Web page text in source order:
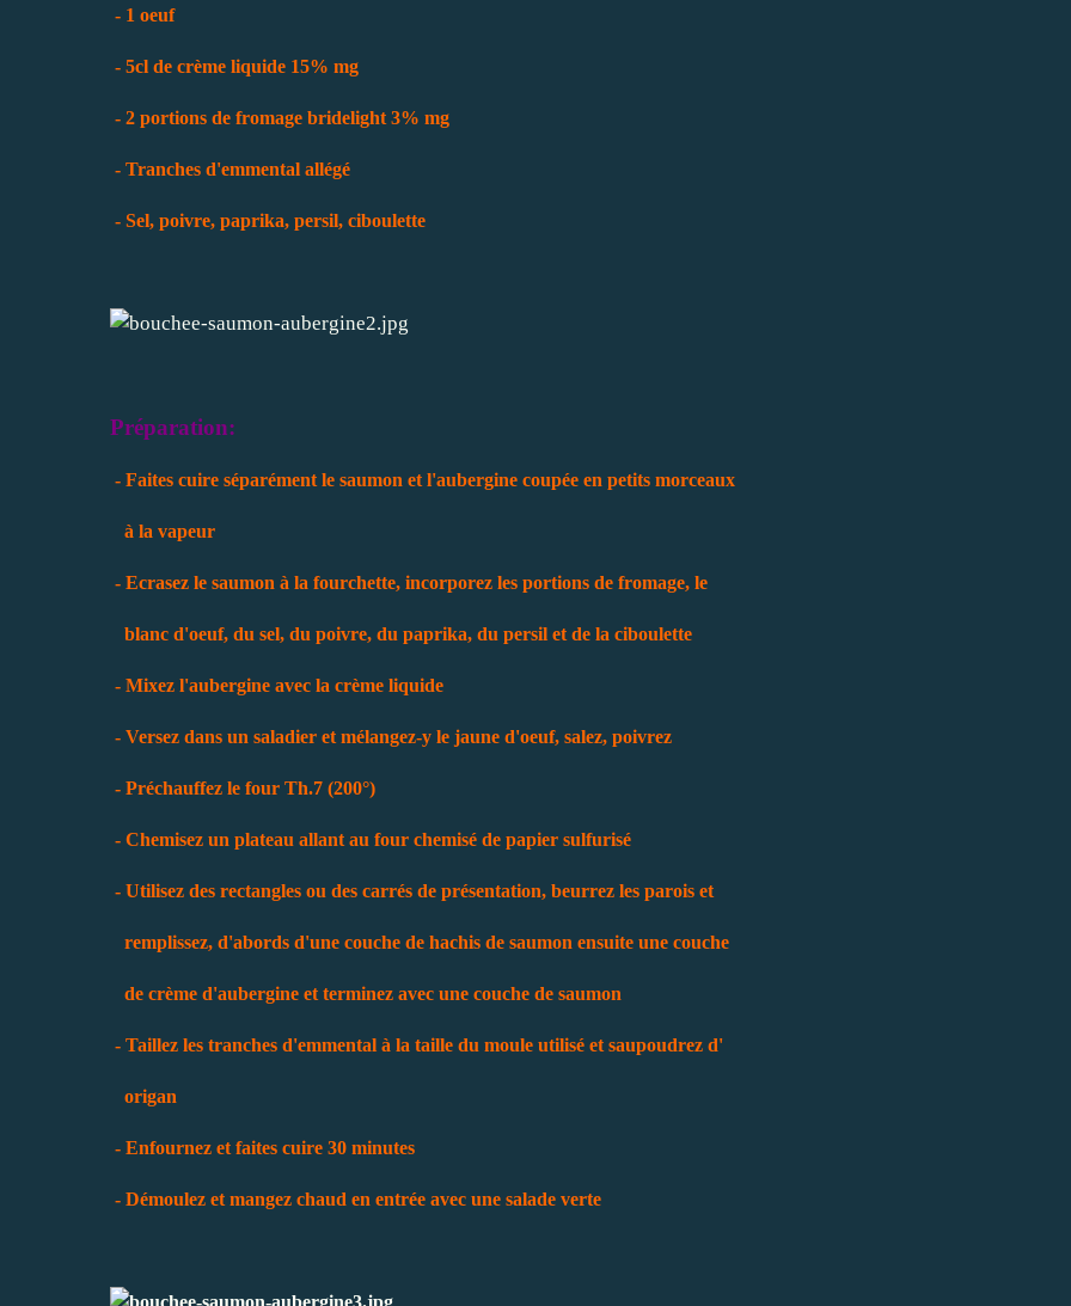
- 1 oeuf
- 5cl de crème liquide 15% mg
- 2 portions de fromage bridelight 3% mg
- Tranches d'emmental allégé
- Sel, poivre, paprika, persil, ciboulette
Préparation:
- Faites cuire séparément le saumon et l'aubergine coupée en petits morceaux
à la vapeur
- Ecrasez le saumon à la fourchette, incorporez les portions de fromage, le
blanc d'oeuf, du sel, du poivre, du paprika, du persil et de la ciboulette
- Mixez l'aubergine avec la crème liquide
- Versez dans un saladier et mélangez-y le jaune d'oeuf, salez, poivrez
- Préchauffez le four Th.7 (200°)
- Chemisez un plateau allant au four chemisé de papier sulfurisé
- Utilisez des rectangles ou des carrés de présentation, beurrez les parois et
remplissez, d'abords d'une couche de hachis de saumon ensuite une couche
de crème d'aubergine et terminez avec une couche de saumon
- Taillez les tranches d'emmental à la taille du moule utilisé et saupoudrez d'
origan
- Enfournez et faites cuire 30 minutes
- Démoulez et mangez chaud en entrée avec une salade verte